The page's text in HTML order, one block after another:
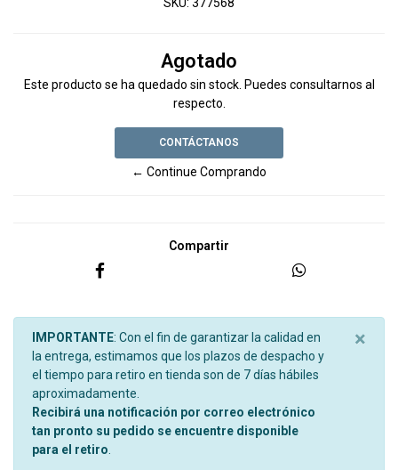
Agotado
Este producto se ha quedado sin stock. Puedes consultarnos al
respecto.
CONTÁCTANOS
← Continue Comprando
Compartir
IMPORTANTE: Con el fin de garantizar la calidad en
la entrega, estimamos que los plazos de despacho y
el tiempo para retiro en tienda son de 7 días hábiles
aproximadamente.
Recibirá una notificación por correo electrónico
tan pronto su pedido se encuentre disponible
para el retiro
×